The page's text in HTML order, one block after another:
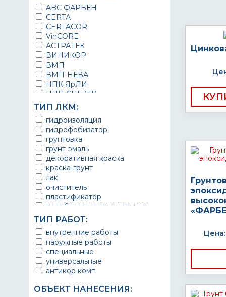
ABC ФАРБЕН
CERTA
CERTACOR
VinCORE
АСТРАТЕК
ВИНИКОР
ВМП
ВМП-НЕВА
НПК ЯрЛИ
НПП СПЕКТР
НПФ ЭМАЛЬ
ТЕРМА
УРЕПЛЕН
ТИП ЛКМ:
гидроизоляция
гидрофобизатор
грунтовка
грунт-эмаль
декоративная краска
краска-грунт
лак
очиститель
пластификатор
преобразователь ржавчины
эмаль
Краска
Покрытие
грунт эмаль
защитное покрытие
ТИП РАБОТ:
внутренние работы
наружные работы
специальные
универсальные
антикор комп
ОБЪЕКТ НАНЕСЕНИЯ:
Цена: